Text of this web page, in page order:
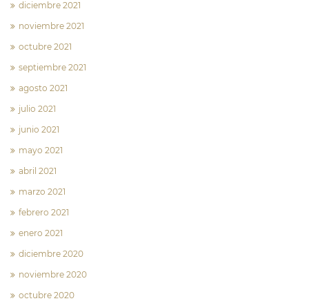
diciembre 2021
noviembre 2021
octubre 2021
septiembre 2021
agosto 2021
julio 2021
junio 2021
mayo 2021
abril 2021
marzo 2021
febrero 2021
enero 2021
diciembre 2020
noviembre 2020
octubre 2020